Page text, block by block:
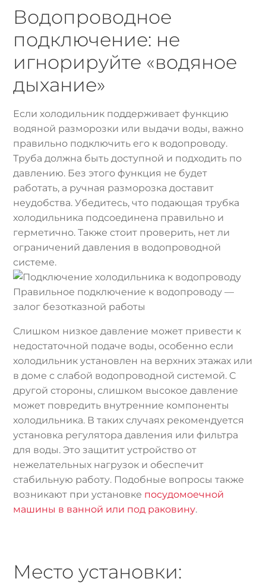
Водопроводное
подключение: не
игнорируйте «водяное
дыхание»
Если холодильник поддерживает функцию
водяной разморозки или выдачи воды, важно
правильно подключить его к водопроводу.
Труба должна быть доступной и подходить по
давлению. Без этого функция не будет
работать, а ручная разморозка доставит
неудобства. Убедитесь, что подающая трубка
холодильника подсоединена правильно и
герметично. Также стоит проверить, нет ли
ограничений давления в водопроводной
системе.
Правильное подключение к водопроводу —
залог безотказной работы
Слишком низкое давление может привести к
недостаточной подаче воды, особенно если
холодильник установлен на верхних этажах или
в доме с слабой водопроводной системой. С
другой стороны, слишком высокое давление
может повредить внутренние компоненты
холодильника. В таких случаях рекомендуется
установка регулятора давления или фильтра
для воды. Это защитит устройство от
нежелательных нагрузок и обеспечит
стабильную работу. Подобные вопросы также
возникают при установке посудомоечной
машины в ванной или под раковину.
Место установки: